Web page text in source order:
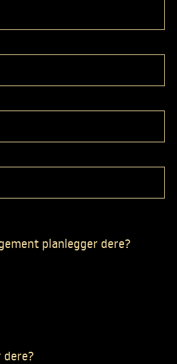
planlegger dere?
dere?